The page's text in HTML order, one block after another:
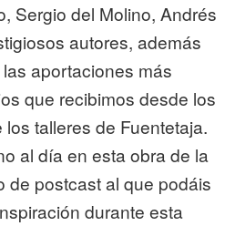
Sergio del Molino, Andrés
autores, además
aportaciones más
que recibimos desde los
talleres de Fuentetaja.
al día en esta obra de la
de postcast al que podáis
durante esta